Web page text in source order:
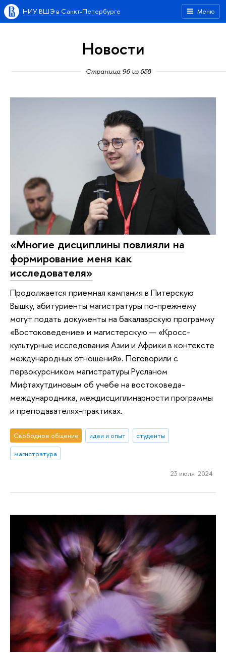
Меню
НИУ ВШЭ в Санкт-Петербурге
Новости
Страница 96 из 558
«Многие дисциплины повлияли на
формирование меня как
исследователя»
Продолжается приемная кампания в Питерскую
Вышку, абитуриенты магистратуры по-прежнему
могут подать документы на бакалаврскую программу
«Востоковедение» и магистерскую — «Кросс-
культурные исследования Азии и Африки в контексте
международных отношений». Поговорили с
первокурсником магистратуры Русланом
Мифтахутдиновым об учебе на востоковеда-
международника, междисциплинарности программы
и преподавателях-практиках.
Свободное общение идеи и опыт
студенты
магистратура
23 июля 2024